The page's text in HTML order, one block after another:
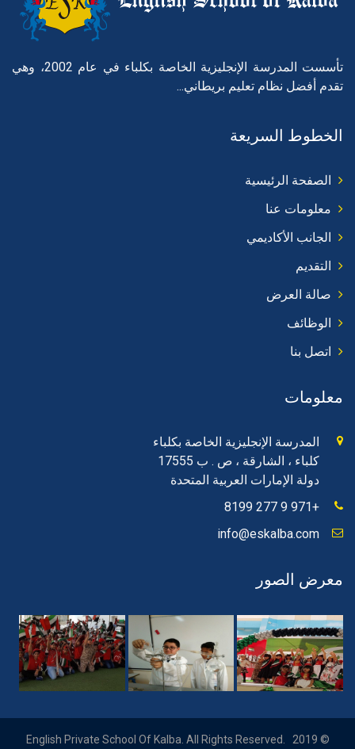
تأسست المدرسة الإنجليزية الخاصة بكلباء في عام 2002، وهي
تقدم أفضل نظام تعليم بريطاني...
الخطوط السريعة
الصفحة الرئيسية
معلومات عنا
الجانب الأكاديمي
التقديم
صالة العرض
الوظائف
اتصل بنا
معلومات
المدرسة الإنجليزية الخاصة بكلباء
كلباء ، الشارقة ، ص . ب 17555
دولة الإمارات العربية المتحدة
+971 9 277 8199
info@eskalba.com
معرض الصور
© 2019 English Private School Of Kalba. All Rights Reserved.